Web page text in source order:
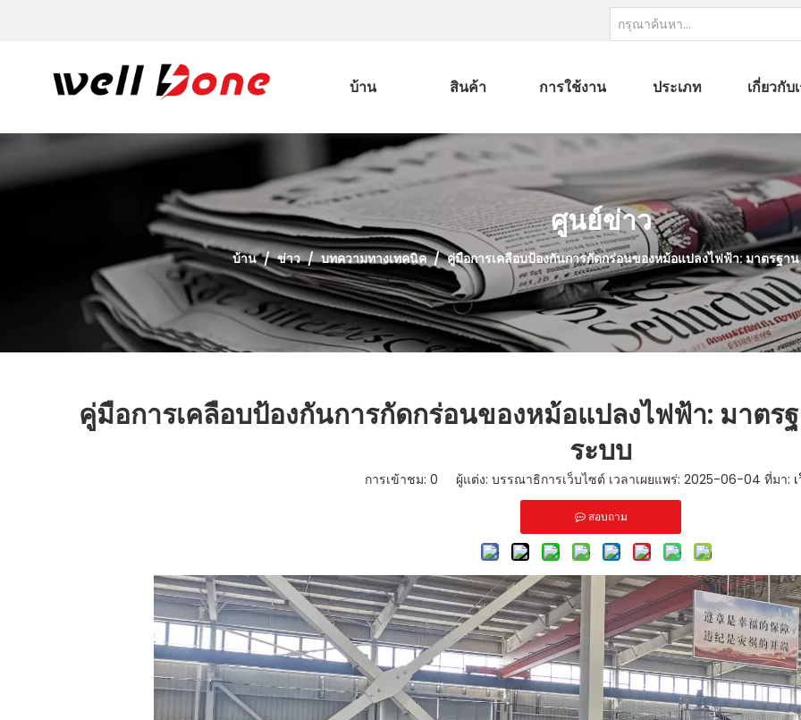
บ้าน สินค้า การใช้งาน ประเภท เกี่ยวกับ
ศูนย์ข่าว
บ้าน / ข่าว / บทความทางเทคนิค / คู่มือการเคลือบป้องกันการกัดกร่อนของหม้อแปลงไฟฟ้า: มาตรฐา
คู่มือการเคลือบป้องกันการกัดกร่อนของหม้อแปลงไฟฟ้า: มาตรฐ
ระบบ
การเข้าชม: 0 ผู้แต่ง: บรรณาธิการเว็บไซต์ เวลาเผยแพร่: 2025-06-04 ที่มา:
สอบถาม